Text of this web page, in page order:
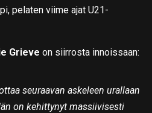
pelaten viime ajat U21-
Grieve on siirrosta innoissaan:
seuraavan askeleen urallaan
on kehittynyt massiivisesti